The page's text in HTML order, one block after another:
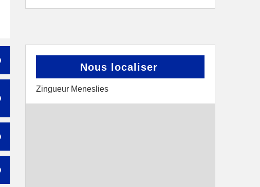
Nous localiser
Zingueur Meneslies